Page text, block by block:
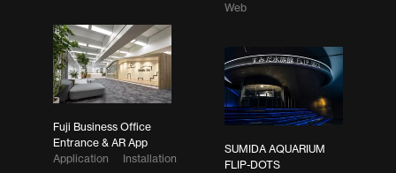
Web
Fuji Business Office
Entrance & AR App
Application
Installation
SUMIDA AQUARIUM
FLIP-DOTS